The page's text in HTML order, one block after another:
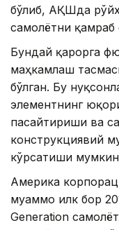
бўлиб, АҚШда
самолётни қамраб
Бундай қарорга
маҳкамлаш
бўлган. Бу
элементнинг
пасайтириши ва
конструкциявий
кўрсатиши
Америка
муаммо илк бор
Generation